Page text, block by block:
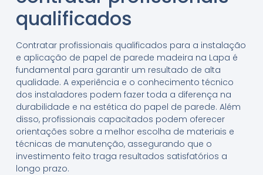
qualificados
Contratar profissionais qualificados para a instalação
e aplicação de papel de parede madeira na Lapa é
fundamental para garantir um resultado de alta
qualidade. A experiência e o conhecimento técnico
dos instaladores podem fazer toda a diferença na
durabilidade e na estética do papel de parede. Além
disso, profissionais capacitados podem oferecer
orientações sobre a melhor escolha de materiais e
técnicas de manutenção, assegurando que o
investimento feito traga resultados satisfatórios a
longo prazo.